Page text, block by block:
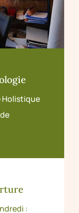
Holistique
: